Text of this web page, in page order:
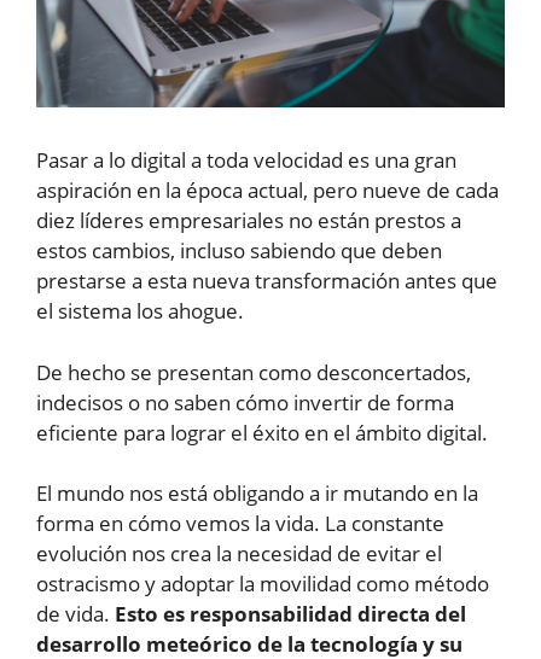
Pasar a lo digital a toda velocidad es una gran
aspiración en la época actual, pero nueve de cada
diez líderes empresariales no están prestos a
estos cambios, incluso sabiendo que deben
prestarse a esta nueva transformación antes que
el sistema los ahogue.
De hecho se presentan como desconcertados,
indecisos o no saben cómo invertir de forma
eficiente para lograr el éxito en el ámbito digital.
El mundo nos está obligando a ir mutando en la
forma en cómo vemos la vida. La constante
evolución nos crea la necesidad de evitar el
ostracismo y adoptar la movilidad como método
de vida. Esto es responsabilidad directa del
desarrollo meteórico de la tecnología y su